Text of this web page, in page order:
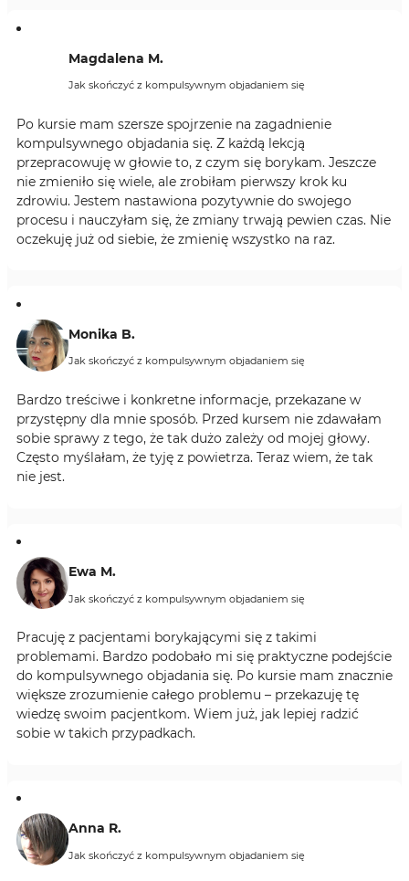
Magdalena M.
Jak skończyć z kompulsywnym objadaniem się
Po kursie mam szersze spojrzenie na zagadnienie
kompulsywnego objadania się. Z każdą lekcją
przepracowuję w głowie to, z czym się borykam. Jeszcze
nie zmieniło się wiele, ale zrobiłam pierwszy krok ku
zdrowiu. Jestem nastawiona pozytywnie do swojego
procesu i nauczyłam się, że zmiany trwają pewien czas. Nie
oczekuję już od siebie, że zmienię wszystko na raz.
Monika B.
Jak skończyć z kompulsywnym objadaniem się
Bardzo treściwe i konkretne informacje, przekazane w
przystępny dla mnie sposób. Przed kursem nie zdawałam
sobie sprawy z tego, że tak dużo zależy od mojej głowy.
Często myślałam, że tyję z powietrza. Teraz wiem, że tak
nie jest.
Ewa M.
Jak skończyć z kompulsywnym objadaniem się
Pracuję z pacjentami borykającymi się z takimi
problemami. Bardzo podobało mi się praktyczne podejście
do kompulsywnego objadania się. Po kursie mam znacznie
większe zrozumienie całego problemu – przekazuję tę
wiedzę swoim pacjentkom. Wiem już, jak lepiej radzić
sobie w takich przypadkach.
Anna R.
Jak skończyć z kompulsywnym objadaniem się